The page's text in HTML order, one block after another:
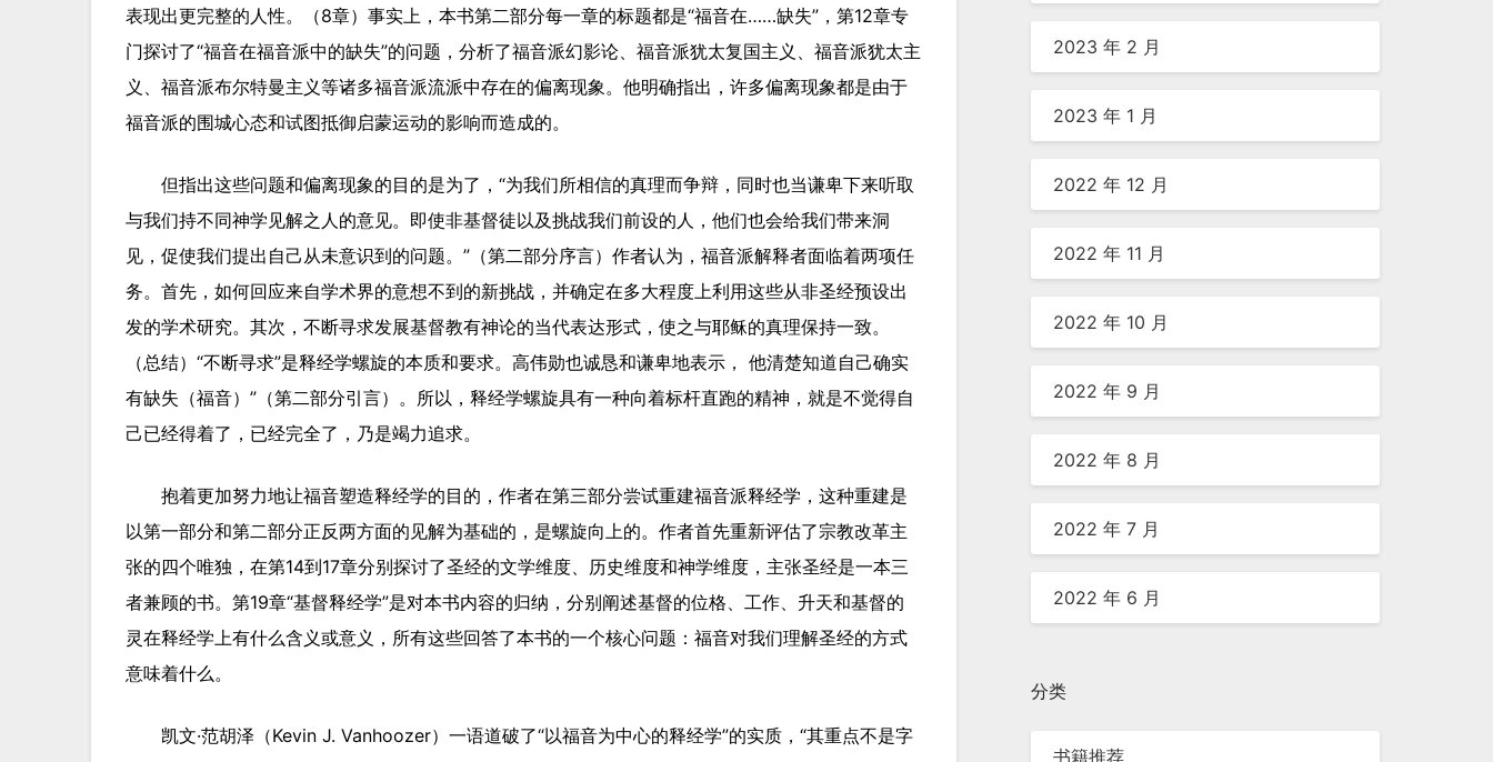
表现出更完整的人性。（8章）事实上，本书第二部分每一章的标题都是“福音在……缺失”，第12章专
门探讨了“福音在福音派中的缺失”的问题，分析了福音派幻影论、福音派犹太复国主义、福音派犹太主
义、福音派布尔特曼主义等诸多福音派流派中存在的偏离现象。他明确指出，许多偏离现象都是由于
福音派的围城心态和试图抵御启蒙运动的影响而造成的。
但指出这些问题和偏离现象的目的是为了，“为我们所相信的真理而争辩，同时也当谦卑下来听取
与我们持不同神学见解之人的意见。即使非基督徒以及挑战我们前设的人，他们也会给我们带来洞
见，促使我们提出自己从未意识到的问题。”（第二部分序言）作者认为，福音派解释者面临着两项任
务。首先，如何回应来自学术界的意想不到的新挑战，并确定在多大程度上利用这些从非圣经预设出
发的学术研究。其次，不断寻求发展基督教有神论的当代表达形式，使之与耶稣的真理保持一致。
（总结）“不断寻求”是释经学螺旋的本质和要求。高伟勋也诚恳和谦卑地表示， 他清楚知道自己确实
有缺失（福音）”（第二部分引言）。所以，释经学螺旋具有一种向着标杆直跑的精神，就是不觉得自
己已经得着了，已经完全了，乃是竭力追求。
抱着更加努力地让福音塑造释经学的目的，作者在第三部分尝试重建福音派释经学，这种重建是
以第一部分和第二部分正反两方面的见解为基础的，是螺旋向上的。作者首先重新评估了宗教改革主
张的四个唯独，在第14到17章分别探讨了圣经的文学维度、历史维度和神学维度，主张圣经是一本三
者兼顾的书。第19章“基督释经学”是对本书内容的归纳，分别阐述基督的位格、工作、升天和基督的
灵在释经学上有什么含义或意义，所有这些回答了本书的一个核心问题：福音对我们理解圣经的方式
意味着什么。
凯文·范胡泽（Kevin J. Vanhoozer）一语道破了“以福音为中心的释经学”的实质，“其重点不是字
2023 年 2 月
2023 年 1 月
2022 年 12 月
2022 年 11 月
2022 年 10 月
2022 年 9 月
2022 年 8 月
2022 年 7 月
2022 年 6 月
分类
书籍推荐